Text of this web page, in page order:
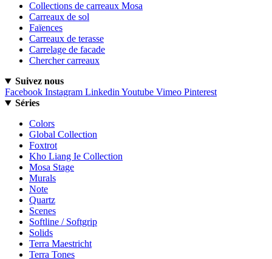
Collections de carreaux Mosa
Carreaux de sol
Faïences
Carreaux de terasse
Carrelage de facade
Chercher carreaux
Suivez nous
Facebook Instagram Linkedin Youtube Vimeo Pinterest
Séries
Colors
Global Collection
Foxtrot
Kho Liang Ie Collection
Mosa Stage
Murals
Note
Quartz
Scenes
Softline / Softgrip
Solids
Terra Maestricht
Terra Tones